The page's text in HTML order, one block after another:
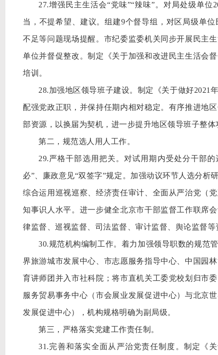
27.增强民主生活会“党味”“辣味”。对局处级单
当，不提希望、建议。组建9个督导组，对区局级单
不足等问题现场提醒。市纪委监委机关同步开展民主
单位并督促整改。制定《关于加强和改进民主生活会
培训。
28.加强地区领导班子建设。制定《关于做好2021
配强党政正职，并保持任期内相对稳定。有序推进地
部资源，以换届为契机，进一步提升地区领导班子整体
第二，规范选人用人工作。
29.严格干部选用把关。对试用期内受处分干部
必”、廉政意见“双签字”规定。加强动议环节人选分
综合运用巡视巡察、经济责任审计、全面从严治党（
知事识人水平。进一步健全北京市干部监督工作联席
律监督、巡视监督、司法监督、审计监督、舆论监督
30.规范机构编制工作。着力加强领导职数的规范
界旅游城市发展中心、市志愿服务指导中心、中国园
育讲师团并入市社科院；将市直机关工委党校划归市
服务贸易事务中心（市会展业发展促进中心）与北京
发展促进中心），机构规格明确为副局级。
第三，严格落实党建工作责任制。
31.完善和落实全面从严治党责任制度。制定《